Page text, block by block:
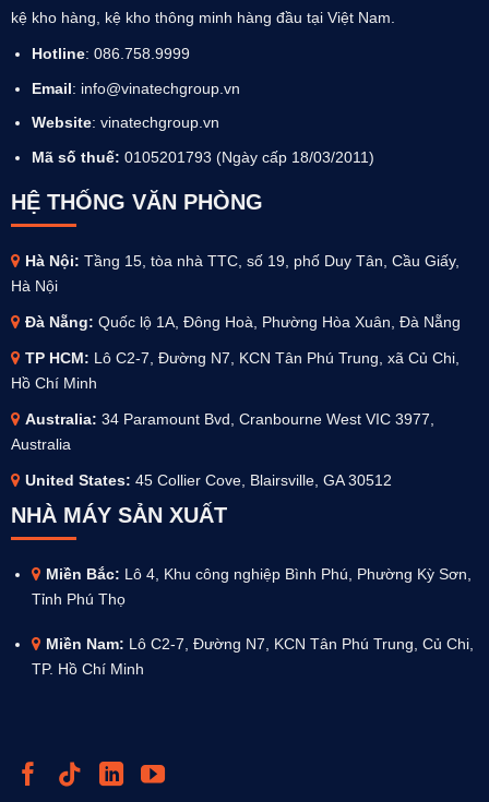
kệ kho hàng, kệ kho thông minh hàng đầu tại Việt Nam.
Hotline: 086.758.9999
Email: info@vinatechgroup.vn
Website: vinatechgroup.vn
Mã số thuế: 0105201793 (Ngày cấp 18/03/2011)
HỆ THỐNG VĂN PHÒNG
Hà Nội: Tầng 15, tòa nhà TTC, số 19, phố Duy Tân, Cầu Giấy,
Hà Nội
Đà Nẵng: Quốc lộ 1A, Đông Hoà, Phường Hòa Xuân, Đà Nẵng
TP HCM: Lô C2-7, Đường N7, KCN Tân Phú Trung, xã Củ Chi,
Hồ Chí Minh
Australia: 34 Paramount Bvd, Cranbourne West VIC 3977,
Australia
United States: 45 Collier Cove, Blairsville, GA 30512
NHÀ MÁY SẢN XUẤT
Miền Bắc: Lô 4, Khu công nghiệp Bình Phú, Phường Kỳ Sơn,
Tỉnh Phú Thọ
Miền Nam: Lô C2-7, Đường N7, KCN Tân Phú Trung, Củ Chi,
TP. Hồ Chí Minh